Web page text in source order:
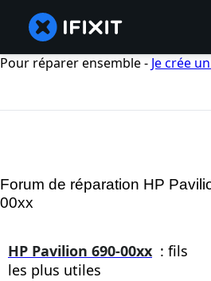
Pour réparer ensemble - Je crée
Forum de réparation HP
00xx
HP Pavilion 690-00xx : fils
les plus utiles